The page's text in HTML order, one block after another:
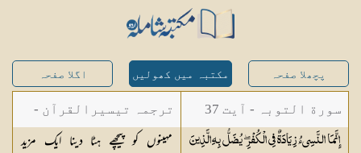
پچھلا صفحہ مکتبہ میں کھولیں اگلا صفحہ
سورة التوبہ - آیت 37
إِنَّمَا النَّسِيءُ زِيَادَةٌ فِي الْكُفْرِ ۖ يُضَلُّ بِهِ الَّذِينَ
ترجمہ تیسیرالقرآن -
مولانا عبد الرحمن
مہینوں کو پیچھے ہٹا دینا ایک مزید